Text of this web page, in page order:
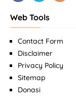
Web Tools
Contact Form
Disclaimer
Privacy Policy
Sitemap
Donasi